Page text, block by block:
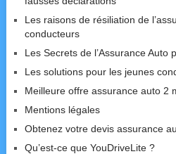
Les raisons de résiliation de
conducteurs
Les Secrets de l’Assurance Auto
Les solutions pour les jeunes
Meilleure offre assurance auto 2
Mentions légales
Obtenez votre devis assurance
Qu’est-ce que YouDriveLite ?